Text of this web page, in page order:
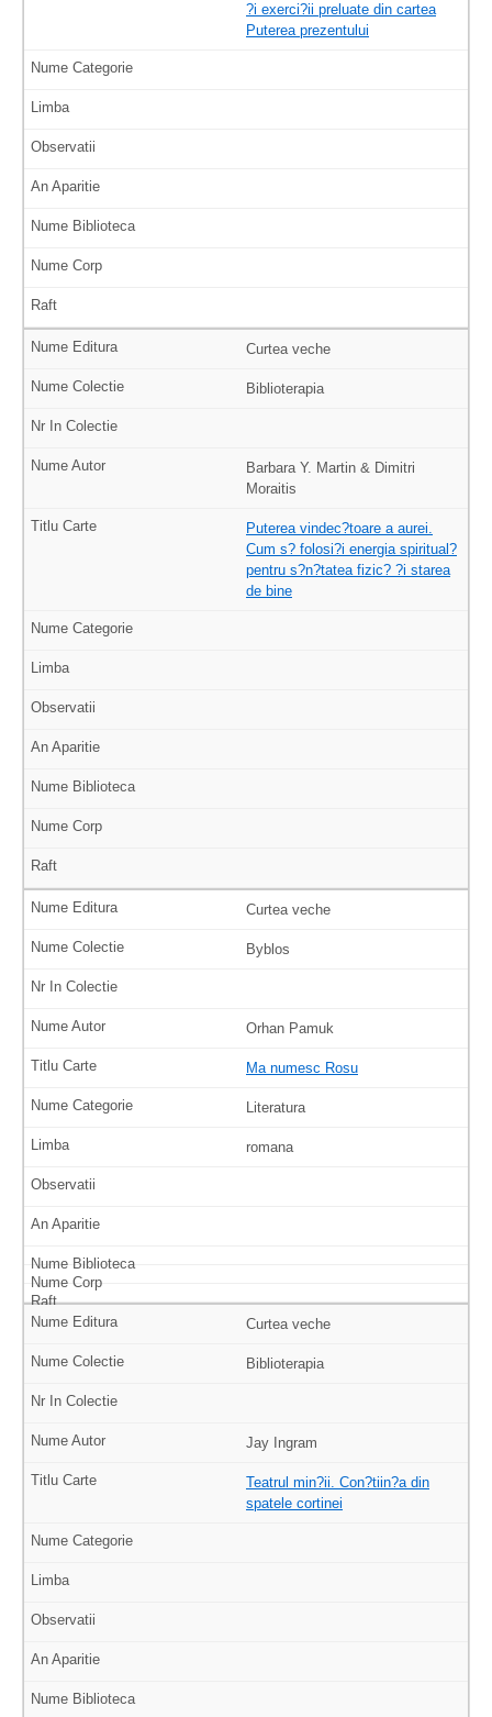
?i exerci?ii preluate din cartea
Puterea prezentului
Curtea veche
Biblioterapia
Barbara Y. Martin & Dimitri
Moraitis
Puterea vindec?toare a aurei.
Cum s? folosi?i energia spiritual?
pentru s?n?tatea fizic? ?i starea
de bine
Curtea veche
Byblos
Orhan Pamuk
Ma numesc Rosu
Literatura
romana
Curtea veche
Biblioterapia
Jay Ingram
Teatrul min?ii. Con?tiin?a din
spatele cortinei